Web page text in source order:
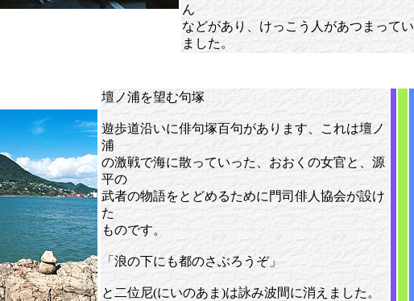
ん
などがあり、けっこう人があつまってい
ました。
壇ノ浦を望む句塚
遊歩道沿いに俳句塚百句があります、これは壇ノ
浦
の激戦で海に散っていった、おおくの女官と、源
平の
武者の物語をとどめるために門司俳人協会が設け
た
ものです。
「浪の下にも都のさぶろうぞ」
と二位尼(にいのあま)は詠み波間に消えました。